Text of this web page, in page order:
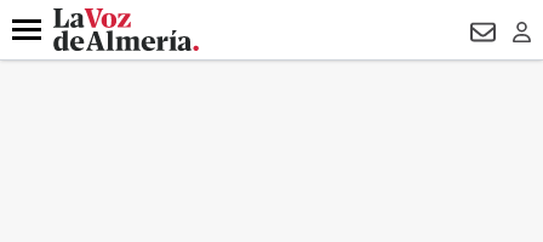
DESTACADO
Menú